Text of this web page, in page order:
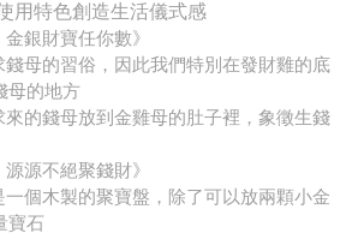
用特色創造生活儀式感
金銀財寶任你數》
錢母的習俗，因此我們特別在發財雞的底
母的地方
的錢母放到金雞母的肚子裡，象徵生錢
源源不絕聚錢財》
個木製的聚寶盤，除了可以放兩顆小金
寶石